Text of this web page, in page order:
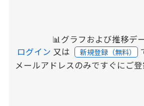
📊グラフおよび推移デ
ログイン 又は 新規登録（無料）
メールアドレスのみですぐにご登